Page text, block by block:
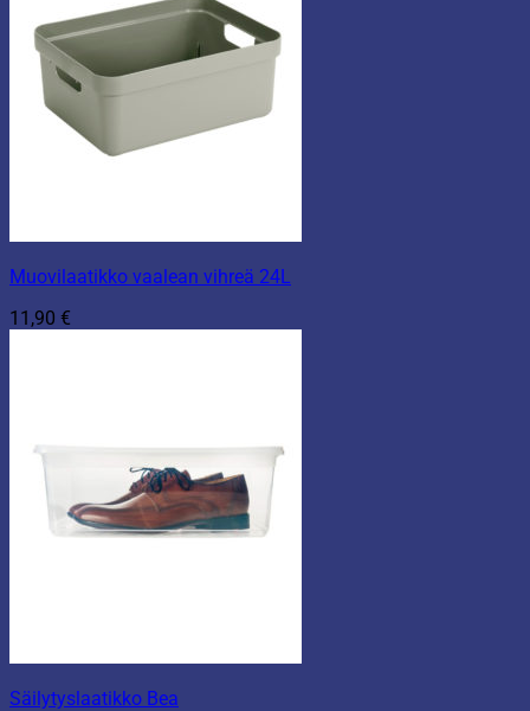
Muovilaatikko vaalean vihreä 24L
11,90 €
Säilytyslaatikko Bea